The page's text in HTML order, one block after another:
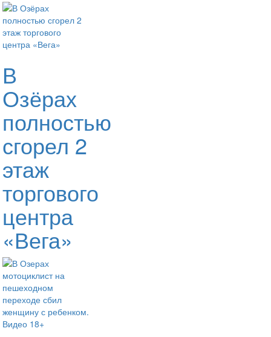
В
Озёрах
полностью
сгорел 2
этаж
торгового
центра
«Вега»